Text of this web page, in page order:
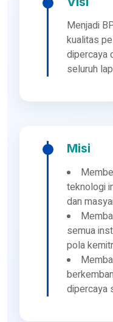
Menjadi
kualitas
dipercaya
seluruh
Misi
teknologi
dan
semua
pola
dipercaya